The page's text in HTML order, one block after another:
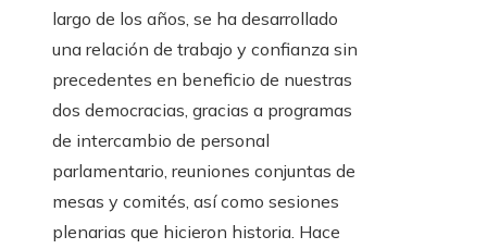
largo de los años, se ha desarrollado
una relación de trabajo y confianza sin
precedentes en beneficio de nuestras
dos democracias, gracias a programas
de intercambio de personal
parlamentario, reuniones conjuntas de
mesas y comités, así como sesiones
plenarias que hicieron historia. Hace